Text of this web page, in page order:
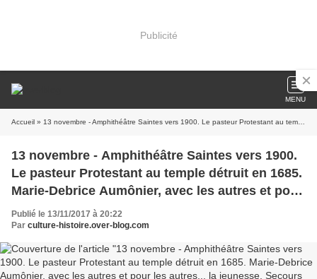
Publicité
MENU
Accueil » 13 novembre - Amphithéâtre Saintes vers 1900. Le pasteur Protestant au temple détruit en 1685. Marie-Debrice Aumônier, avec les autres et pour les autres... la jeunesse. Secours Catholique la main tendue....
13 novembre - Amphithéâtre Saintes vers 1900.
Le pasteur Protestant au temple détruit en 1685.
Marie-Debrice Aumônier, avec les autres et pour
les autres... la jeunesse. Secours Catholique la
main tendue....
Publié le 13/11/2017 à 20:22
Par culture-histoire.over-blog.com